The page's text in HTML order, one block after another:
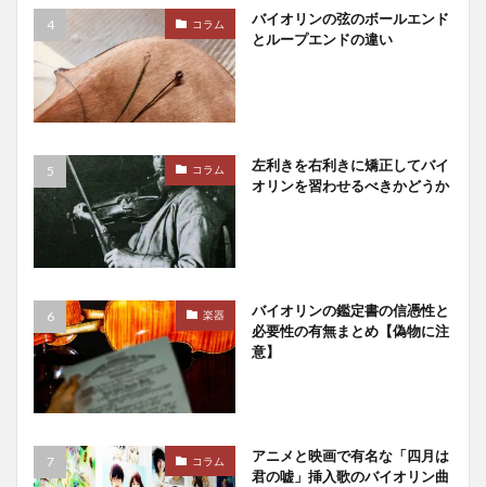
コラム
バイオリンの弦のボールエンド
とループエンドの違い
コラム
左利きを右利きに矯正してバイ
オリンを習わせるべきかどうか
楽器
バイオリンの鑑定書の信憑性と
必要性の有無まとめ【偽物に注
意】
コラム
アニメと映画で有名な「四月は
君の嘘」挿入歌のバイオリン曲